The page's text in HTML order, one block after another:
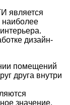
является
наиболее
дизайн-
помещений
друга внутри
значение.